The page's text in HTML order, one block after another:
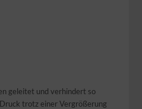
geleitet und verhindert so
trotz einer Vergrößerung